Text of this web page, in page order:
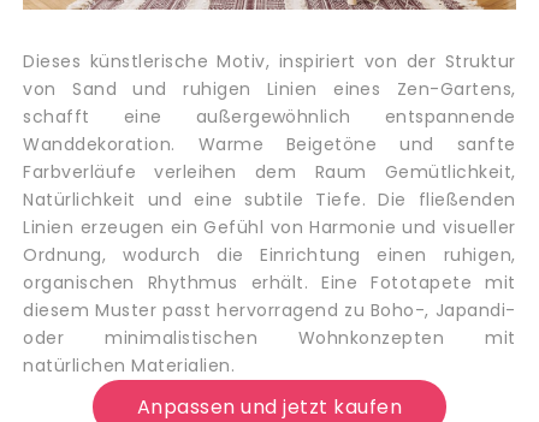
Dieses künstlerische Motiv, inspiriert von der Struktur
von Sand und ruhigen Linien eines Zen-Gartens,
schafft eine außergewöhnlich entspannende
Wanddekoration. Warme Beigetöne und sanfte
Farbverläufe verleihen dem Raum Gemütlichkeit,
Natürlichkeit und eine subtile Tiefe. Die fließenden
Linien erzeugen ein Gefühl von Harmonie und visueller
Ordnung, wodurch die Einrichtung einen ruhigen,
organischen Rhythmus erhält. Eine Fototapete mit
diesem Muster passt hervorragend zu Boho-, Japandi-
oder minimalistischen Wohnkonzepten mit
natürlichen Materialien.
Anpassen und jetzt kaufen